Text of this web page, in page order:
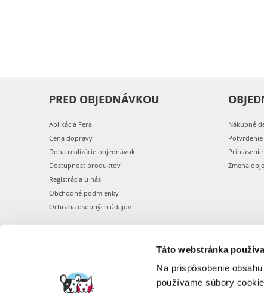
Táto webstránka
Na prispôsobenie
používame súbory
PRED OBJEDNÁVKOU
Aplikácia Fera
Cena dopravy
Doba realizácie objednávok
Dostupnosť produktov
Registrácia u nás
Obchodné podmienky
Ochrana osobných údajov
Nákupné
Zmena